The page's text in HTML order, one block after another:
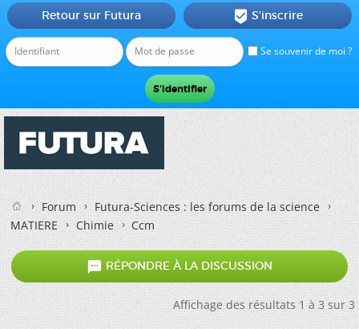
Se souvenir de moi ?
Retour sur Futura  S'inscrire
Forum
Futura-Sciences : les forums de la science
MATIERE
Chimie Ccm
 RÉPONDRE À LA DISCUSSION
Affichage des résultats 1 à 3 sur 3